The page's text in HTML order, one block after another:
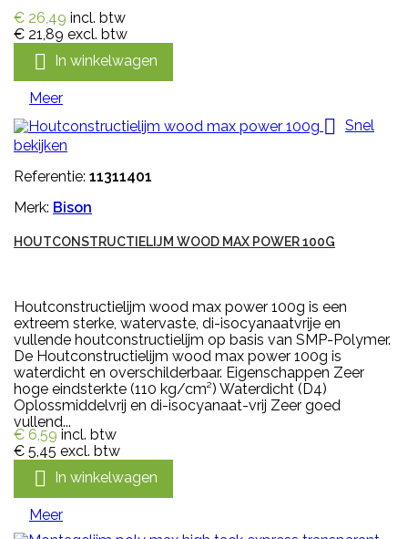
€ 26,49 incl. btw
€ 21,89 excl. btw
 In winkelwagen
Meer
 Snel
bekijken
Referentie: 11311401
Merk: Bison
HOUTCONSTRUCTIELIJM WOOD MAX POWER 100G
Houtconstructielijm wood max power 100g is een
extreem sterke, watervaste, di-isocyanaatvrije en
vullende houtconstructielijm op basis van SMP-Polymer.
De Houtconstructielijm wood max power 100g is
waterdicht en overschilderbaar. Eigenschappen Zeer
hoge eindsterkte (110 kg/cm²) Waterdicht (D4)
Oplossmiddelvrij en di-isocyanaat-vrij Zeer goed
vullend...
€ 6,59 incl. btw
€ 5,45 excl. btw
 In winkelwagen
Meer